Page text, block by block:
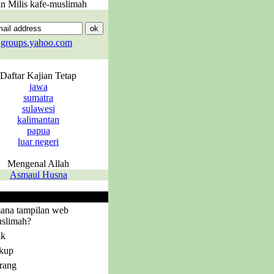
Milis kafe-muslimah
groups.yahoo.com
Daftar Kajian Tetap
jawa
sumatra
sulawesi
kalimantan
papua
luar negeri
Mengenal Allah
Asmaul Husna
tampilan web